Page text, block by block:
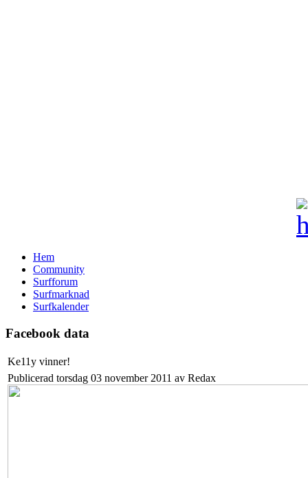
Hem
Community
Surfforum
Surfmarknad
Surfkalender
Facebook data
Ke11y vinner!
Publicerad torsdag 03 november 2011 av Redax